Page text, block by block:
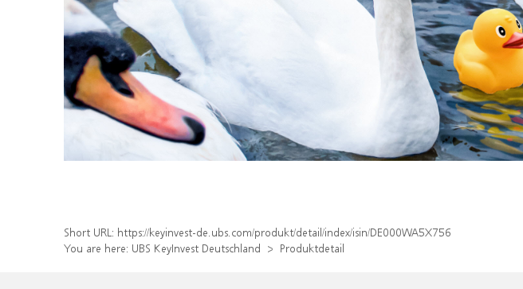
Short URL: https://keyinvest-de.ubs.com/produkt/detail/index/isin/DE000WA5X756
You are here: UBS KeyInvest Deutschland Produktdetail